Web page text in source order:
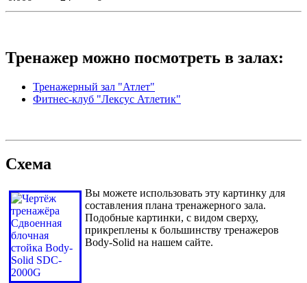
Тренажер можно посмотреть в залах:
Тренажерный зал "Атлет"
Фитнес-клуб "Лексус Атлетик"
Схема
Вы можете использовать эту картинку для
составления плана тренажерного зала.
Подобные картинки, с видом сверху,
прикреплены к большинству тренажеров
Body-Solid на нашем сайте.